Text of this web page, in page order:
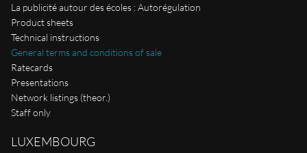
La publicité autour des écoles : Autorégulation
Product sheets
Technical instructions
General terms and conditions of sale
Ratecards
Presentations
Network listings (theor.)
Staff only
LUXEMBOURG